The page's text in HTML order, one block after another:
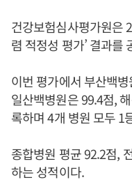
건강보험심사평가원은
렴 적정성 평가’ 결과를
이번 평가에서 부산백
일산백병원은 99.4점,
록하며 4개 병원 모두 1
종합병원 평균 92.2점,
하는 성적이다.